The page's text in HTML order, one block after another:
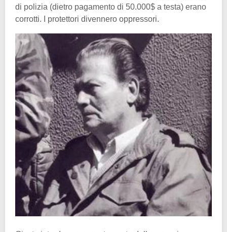
di polizia (dietro pagamento di 50.000$ a testa) erano
corrotti. I protettori divennero oppressori.